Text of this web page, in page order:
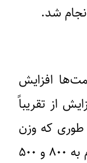
شد.
افزایش
از تقریباً
که وزن
بسته‌ها کاهش یافته و از ۹۰۰ گرم به ۸۰۰ و ۵۰۰